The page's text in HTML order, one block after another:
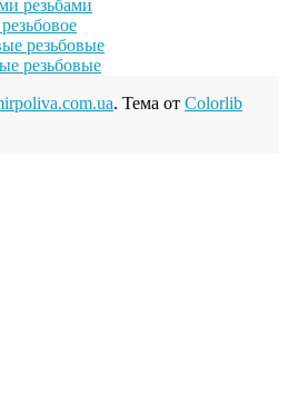
резьбами
резьбовые
резьбовые
. Тема от Colorlib